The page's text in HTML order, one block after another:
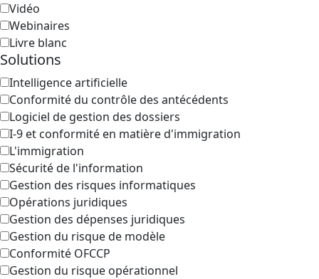
Vidéo
Webinaires
Livre blanc
Solutions
Intelligence artificielle
Conformité du contrôle des antécédents
Logiciel de gestion des dossiers
I-9 et conformité en matière d'immigration
L'immigration
Sécurité de l'information
Gestion des risques informatiques
Opérations juridiques
Gestion des dépenses juridiques
Gestion du risque de modèle
Conformité OFCCP
Gestion du risque opérationnel